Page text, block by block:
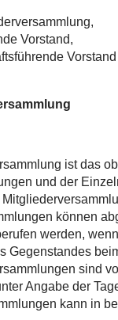
Vorstand,
Vorstand
ist das
und der
können
werden,
Gegenstandes
sind
Angabe der
kann in